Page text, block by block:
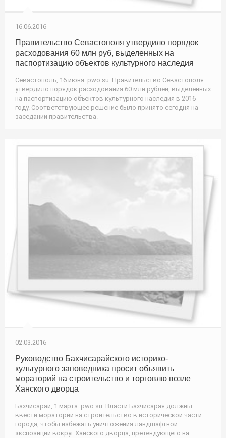
16.06.2016
Правительство Севастополя утвердило порядок
расходования 60 млн руб, выделенных на
паспортизацию объектов культурного наследия
Севастополь, 16 июня. pwo.su. Правительство Севастополя
утвердило порядок расходования 60 млн рублей, выделенных
на паспортизацию объектов культурного наследия в 2016
году. Соответствующее решение было принято сегодня на
заседании правительства.
02.03.2016
Руководство Бахчисарайского историко-
культурного заповедника просит объявить
мораторий на строительство и торговлю возле
Ханского дворца
Бахчисарай, 1 марта. pwo.su. Власти Бахчисарая должны
ввести мораторий на строительство в исторической части
города, чтобы избежать уничтожения ландшафтной
экспозиции вокруг Ханского дворца, претендующего на